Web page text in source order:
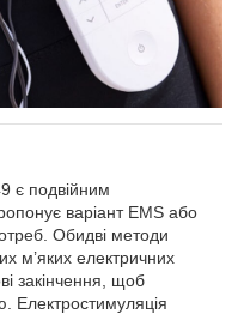
є подвійним
варіант EMS або
Обидві методи
м’яких електричних
закінчення, щоб
Електростимуляція